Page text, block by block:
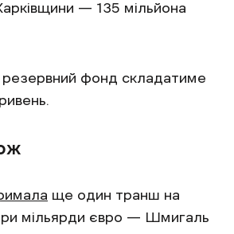
— 135 мільйона
фонд складатиме
ще один транш на
мільярди євро — Шмигаль